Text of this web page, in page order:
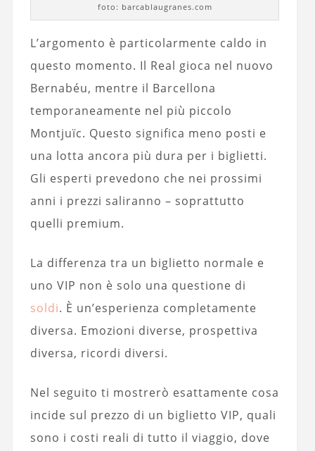
foto: barcablaugranes.com
L’argomento è particolarmente caldo in
questo momento. Il Real gioca nel nuovo
Bernabéu, mentre il Barcellona
temporaneamente nel più piccolo
Montjuïc. Questo significa meno posti e
una lotta ancora più dura per i biglietti.
Gli esperti prevedono che nei prossimi
anni i prezzi saliranno – soprattutto
quelli premium.
La differenza tra un biglietto normale e
uno VIP non è solo una questione di
soldi. È un’esperienza completamente
diversa. Emozioni diverse, prospettiva
diversa, ricordi diversi.
Nel seguito ti mostrerò esattamente cosa
incide sul prezzo di un biglietto VIP, quali
sono i costi reali di tutto il viaggio, dove